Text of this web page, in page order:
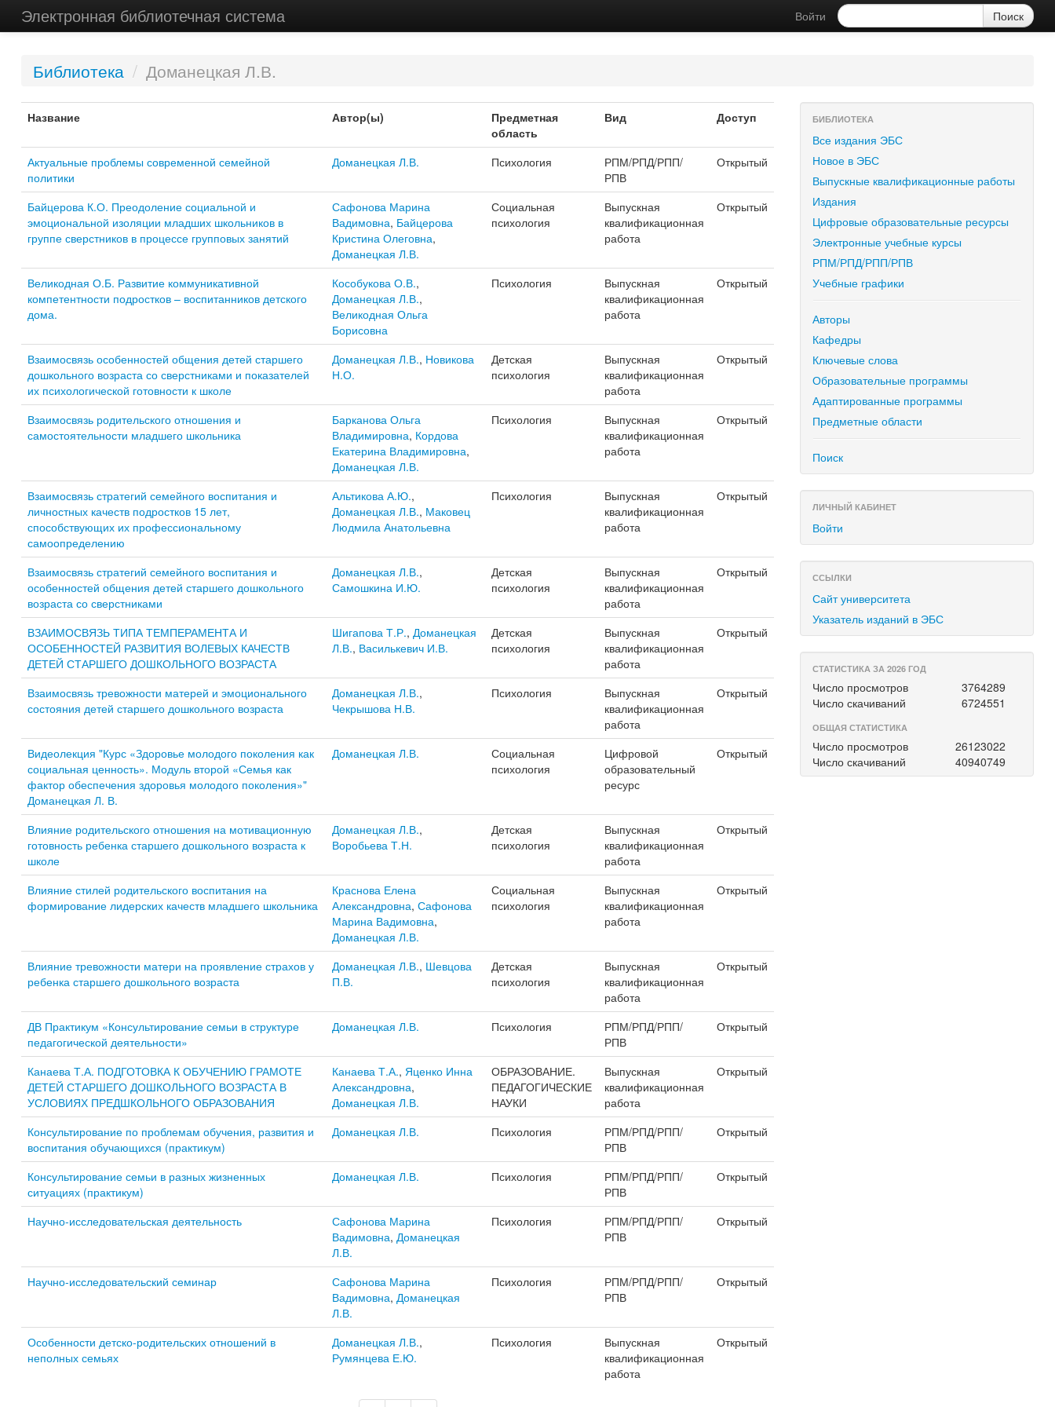
Электронная библиотечная система Войти
Библиотека / Доманецкая Л.В.
Название Автор(ы)
Предметная
область
Вид Доступ
Актуальные проблемы современной семейной
политики
Доманецкая Л.В. Психология
РПМ/РПД/РПП/
РПВ
Открытый
Байцерова К.О. Преодоление социальной и
эмоциональной изоляции младших школьников в
группе сверстников в процессе групповых занятий
Сафонова Марина
Вадимовна, Байцерова
Кристина Олеговна,
Доманецкая Л.В.
Социальная
психология
Выпускная
квалификационная
работа
Открытый
Великодная О.Б. Развитие коммуникативной
компетентности подростков – воспитанников детского
дома.
Кособукова О.В.,
Доманецкая Л.В.,
Великодная Ольга
Борисовна
Психология
Выпускная
квалификационная
работа
Открытый
Взаимосвязь особенностей общения детей старшего
дошкольного возраста со сверстниками и показателей
их психологической готовности к школе
Доманецкая Л.В., Новикова
Н.О.
Детская
психология
Выпускная
квалификационная
работа
Открытый
Взаимосвязь родительского отношения и
самостоятельности младшего школьника
Барканова Ольга
Владимировна, Кордова
Екатерина Владимировна,
Доманецкая Л.В.
Психология
Выпускная
квалификационная
работа
Открытый
Взаимосвязь стратегий семейного воспитания и
личностных качеств подростков 15 лет,
способствующих их профессиональному
самоопределению
Альтикова А.Ю.,
Доманецкая Л.В., Маковец
Людмила Анатольевна
Психология
Выпускная
квалификационная
работа
Открытый
Взаимосвязь стратегий семейного воспитания и
особенностей общения детей старшего дошкольного
возраста со сверстниками
Доманецкая Л.В.,
Самошкина И.Ю.
Детская
психология
Выпускная
квалификационная
работа
Открытый
ВЗАИМОСВЯЗЬ ТИПА ТЕМПЕРАМЕНТА И
ОСОБЕННОСТЕЙ РАЗВИТИЯ ВОЛЕВЫХ КАЧЕСТВ
ДЕТЕЙ СТАРШЕГО ДОШКОЛЬНОГО ВОЗРАСТА
Шигапова Т.Р., Доманецкая
Л.В., Василькевич И.В.
Детская
психология
Выпускная
квалификационная
работа
Открытый
Взаимосвязь тревожности матерей и эмоционального
состояния детей старшего дошкольного возраста
Доманецкая Л.В.,
Чекрышова Н.В.
Психология
Выпускная
квалификационная
работа
Открытый
Видеолекция "Курс «Здоровье молодого поколения как
социальная ценность». Модуль второй «Семья как
фактор обеспечения здоровья молодого поколения»"
Доманецкая Л. В.
Доманецкая Л.В.
Социальная
психология
Цифровой
образовательный
ресурс
Открытый
Влияние родительского отношения на мотивационную
готовность ребенка старшего дошкольного возраста к
школе
Доманецкая Л.В.,
Воробьева Т.Н.
Детская
психология
Выпускная
квалификационная
работа
Открытый
Влияние стилей родительского воспитания на
формирование лидерских качеств младшего школьника
Краснова Елена
Александровна, Сафонова
Марина Вадимовна,
Доманецкая Л.В.
Социальная
психология
Выпускная
квалификационная
работа
Открытый
Влияние тревожности матери на проявление страхов у
ребенка старшего дошкольного возраста
Доманецкая Л.В., Шевцова
П.В.
Детская
психология
Выпускная
квалификационная
работа
Открытый
ДВ Практикум «Консультирование семьи в структуре
педагогической деятельности»
Доманецкая Л.В. Психология
РПМ/РПД/РПП/
РПВ
Открытый
Канаева Т.А. ПОДГОТОВКА К ОБУЧЕНИЮ ГРАМОТЕ
ДЕТЕЙ СТАРШЕГО ДОШКОЛЬНОГО ВОЗРАСТА В
УСЛОВИЯХ ПРЕДШКОЛЬНОГО ОБРАЗОВАНИЯ
Канаева Т.А., Яценко Инна
Александровна,
Доманецкая Л.В.
ОБРАЗОВАНИЕ.
ПЕДАГОГИЧЕСКИЕ
НАУКИ
Выпускная
квалификационная
работа
Открытый
Консультирование по проблемам обучения, развития и
воспитания обучающихся (практикум)
Доманецкая Л.В. Психология
РПМ/РПД/РПП/
РПВ
Открытый
Консультирование семьи в разных жизненных
ситуациях (практикум)
Доманецкая Л.В. Психология
РПМ/РПД/РПП/
РПВ
Открытый
Научно-исследовательская деятельность
Сафонова Марина
Вадимовна, Доманецкая
Л.В.
Психология
РПМ/РПД/РПП/
РПВ
Открытый
Научно-исследовательский семинар
Сафонова Марина
Вадимовна, Доманецкая
Л.В.
Психология
РПМ/РПД/РПП/
РПВ
Открытый
Особенности детско-родительских отношений в
неполных семьях
Доманецкая Л.В.,
Румянцева Е.Ю.
Психология
Выпускная
квалификационная
работа
Открытый
БИБЛИОТЕКА
Все издания ЭБС
Новое в ЭБС
Выпускные квалификационные работы
Издания
Цифровые образовательные ресурсы
Электронные учебные курсы
РПМ/РПД/РПП/РПВ
Учебные графики
Авторы
Кафедры
Ключевые слова
Образовательные программы
Адаптированные программы
Предметные области
Поиск
ЛИЧНЫЙ КАБИНЕТ
Войти
ССЫЛКИ
Сайт университета
Указатель изданий в ЭБС
СТАТИСТИКА ЗА 2026 ГОД
Число просмотров
3764289
Число скачиваний
6724551
ОБЩАЯ СТАТИСТИКА
Число просмотров
26123022
Число скачиваний
40940749